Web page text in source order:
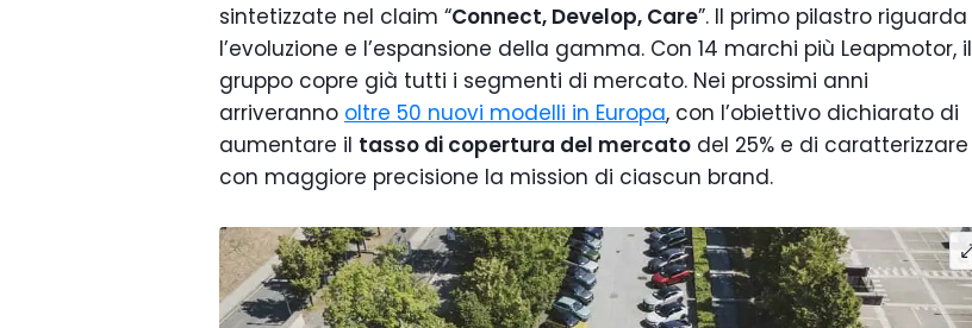
sintetizzate nel claim “Connect, Develop, Care”. Il primo pilastro riguarda
l’evoluzione e l’espansione della gamma. Con 14 marchi più Leapmotor, il
gruppo copre già tutti i segmenti di mercato. Nei prossimi anni
arriveranno oltre 50 nuovi modelli in Europa, con l’obiettivo dichiarato di
aumentare il tasso di copertura del mercato del 25% e di caratterizzare
con maggiore precisione la mission di ciascun brand.